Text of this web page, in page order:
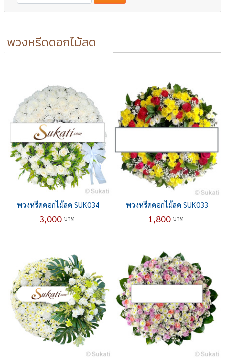
พวงหรีดดอกไม้สด
พวงหรีดดอกไม้สด SUK034
3,000 บาท
พวงหรีดดอกไม้สด SUK033
1,800 บาท